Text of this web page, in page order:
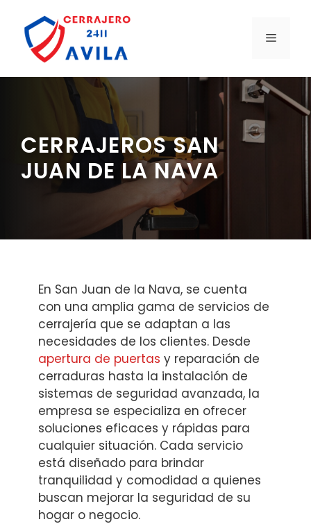
contenido
MENÚ
CERRAJEROS SAN
JUAN DE LA NAVA
En San Juan de la Nava, se cuenta
con una amplia gama de servicios de
cerrajería que se adaptan a las
necesidades de los clientes. Desde
apertura de puertas y reparación de
cerraduras hasta la instalación de
sistemas de seguridad avanzada, la
empresa se especializa en ofrecer
soluciones eficaces y rápidas para
cualquier situación. Cada servicio
está diseñado para brindar
tranquilidad y comodidad a quienes
buscan mejorar la seguridad de su
hogar o negocio.